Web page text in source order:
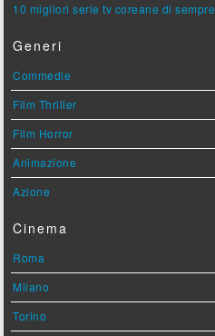
10 migliori serie tv coreane di sempre
Generi
Commedie
Film Thriller
Film Horror
Animazione
Azione
Cinema
Roma
Milano
Torino